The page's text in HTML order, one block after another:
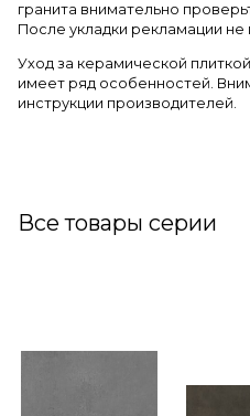
гранита внимательно
После укладки рекламации
Уход за керамической
имеет ряд особенностей.
инструкции производителей.
Все товары серии